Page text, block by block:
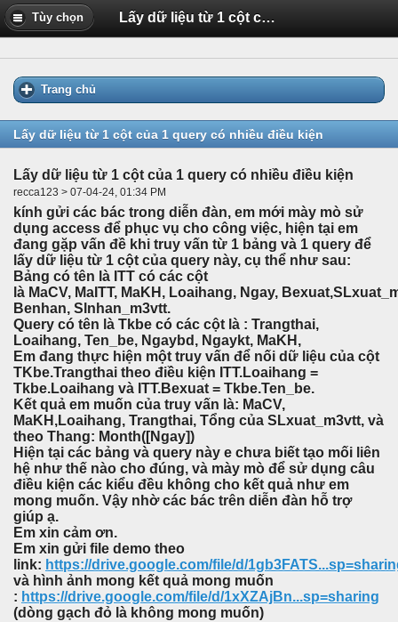
Tùy chọn Lấy dữ liệu từ 1 cột của 1 query có nhiều điều kiện
Trang chủ
Lấy dữ liệu từ 1 cột của 1 query có nhiều điều kiện
Lấy dữ liệu từ 1 cột của 1 query có nhiều điều kiện
recca123 > 07-04-24, 01:34 PM
kính gửi các bác trong diễn đàn, em mới mày mò sử
dụng access để phục vụ cho công việc, hiện tại em
đang gặp vấn đề khi truy vấn từ 1 bảng và 1 query để
lấy dữ liệu từ 1 cột của query này, cụ thể như sau:
Bảng có tên là ITT có các cột
là MaCV, MaITT, MaKH, Loaihang, Ngay,
Benhan, Slnhan_m3vtt.
Query có tên là Tkbe có các cột là : Trangthai,
Loaihang, Ten_be, Ngaybd, Ngaykt, MaKH,
Em đang thực hiện một truy vấn để nối dữ liệu của cột
TKbe.Trangthai theo điều kiện ITT.Loaihang =
Tkbe.Loaihang và ITT.Bexuat = Tkbe.Ten_be.
Kết quả em muốn của truy vấn là: MaCV,
MaKH,Loaihang, Trangthai, Tổng của SLxuat_m3vtt, và
theo Thang: Month([Ngay])
Hiện tại các bảng và query này e chưa biết tạo mối liên
hệ như thế nào cho đúng, và mày mò để sử dụng câu
điều kiện các kiểu đều không cho kết quả như em
mong muốn. Vậy nhờ các bác trên diễn đàn hỗ trợ
giúp ạ.
Em xin cảm ơn.
Em xin gửi file demo theo
link: https://drive.google.com/file/d/
và hình ảnh mong kết quả mong muốn
: https://drive.google.com/file/d/1xXZAjBn...sp=sharing
(dòng gạch đỏ là không mong muốn)